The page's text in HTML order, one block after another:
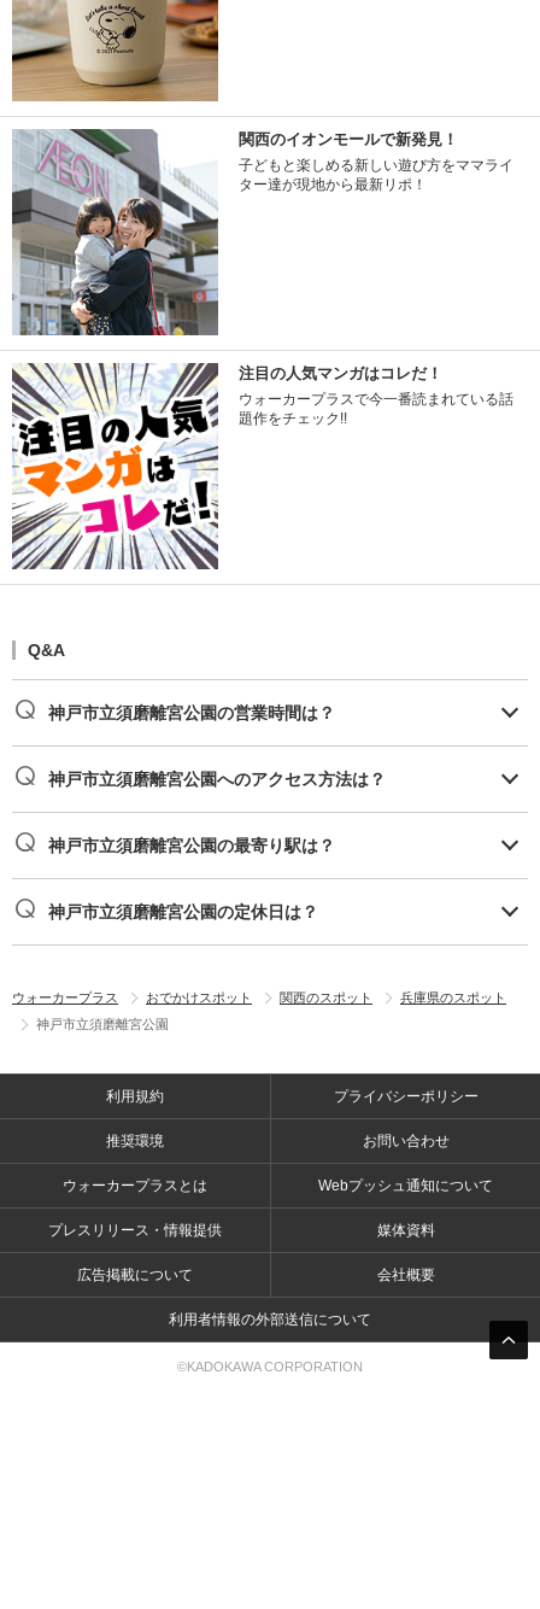
関西のイオンモールで新発見！
子どもと楽しめる新しい遊び方をママライ
ター達が現地から最新リポ！
注目の人気マンガはコレだ！
ウォーカープラスで今一番読まれている話
題作をチェック!!
Q&A
神戸市立須磨離宮公園の営業時間は？
神戸市立須磨離宮公園へのアクセス方法は？
神戸市立須磨離宮公園の最寄り駅は？
神戸市立須磨離宮公園の定休日は？
ウォーカープラス おでかけスポット 関西のスポット
兵庫県のスポット
神戸市立須磨離宮公園
利用規約 プライバシーポリシー
推奨環境 お問い合わせ
ウォーカープラスとは Webプッシュ通知について
プレスリリース・情報提供 媒体資料
広告掲載について 会社概要
利用者情報の外部送信について
©KADOKAWA CORPORATION